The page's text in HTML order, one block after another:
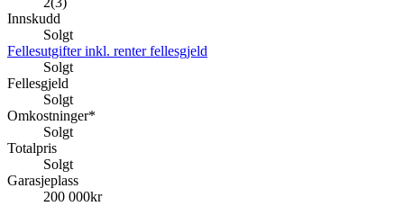
Innskudd
Solgt
Fellesutgifter inkl. renter fellesgjeld
Solgt
Fellesgjeld
Solgt
Omkostninger*
Solgt
Totalpris
Solgt
Garasjeplass
200 000kr